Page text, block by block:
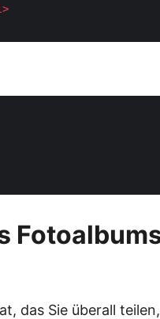
>
das Sie überall